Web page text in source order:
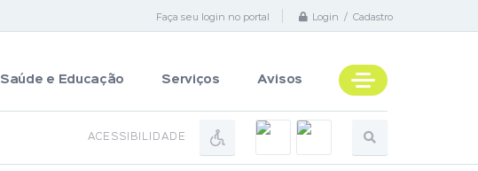
Faça seu login no portal Login / Cadastro
Saúde e Educação Serviços Avisos
ACESSIBILIDADE